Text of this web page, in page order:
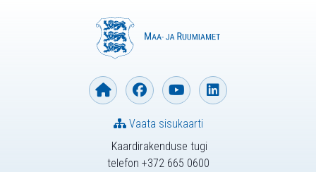
Kaardirakenduse tugi
telefon +372 665 0600
Vaata sisukaarti